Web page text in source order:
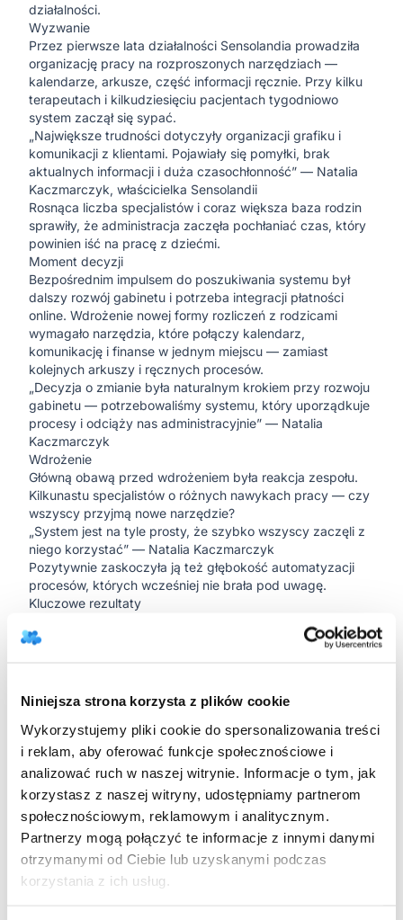
Niniejsza strona korzysta z plików cookie
Wykorzystujemy pliki cookie do spersonalizowania treści
i reklam, aby oferować funkcje społecznościowe i
analizować ruch w naszej witrynie. Informacje o tym, jak
korzystasz z naszej witryny, udostępniamy partnerom
społecznościowym, reklamowym i analitycznym.
Partnerzy mogą połączyć te informacje z innymi danymi
otrzymanymi od Ciebie lub uzyskanymi podczas
korzystania z ich usług.
działalności.
Wyzwanie
Przez pierwsze lata działalności Sensolandia prowadziła
organizację pracy na rozproszonych narzędziach —
kalendarze, arkusze, część informacji ręcznie. Przy kilku
terapeutach i kilkudziesięciu pacjentach tygodniowo
system zaczął się sypać.
„Największe trudności dotyczyły organizacji grafiku i
komunikacji z klientami. Pojawiały się pomyłki, brak
aktualnych informacji i duża czasochłonność” — Natalia
Kaczmarczyk, właścicielka Sensolandii
Rosnąca liczba specjalistów i coraz większa baza rodzin
sprawiły, że administracja zaczęła pochłaniać czas, który
powinien iść na pracę z dziećmi.
Moment decyzji
Bezpośrednim impulsem do poszukiwania systemu był
dalszy rozwój gabinetu i potrzeba integracji płatności
online. Wdrożenie nowej formy rozliczeń z rodzicami
wymagało narzędzia, które połączy kalendarz,
komunikację i finanse w jednym miejscu — zamiast
kolejnych arkuszy i ręcznych procesów.
„Decyzja o zmianie była naturalnym krokiem przy rozwoju
gabinetu — potrzebowaliśmy systemu, który uporządkuje
procesy i odciąży nas administracyjnie” — Natalia
Kaczmarczyk
Wdrożenie
Główną obawą przed wdrożeniem była reakcja zespołu.
Kilkunastu specjalistów o różnych nawykach pracy — czy
wszyscy przyjmą nowe narzędzie?
„System jest na tyle prosty, że szybko wszyscy zaczęli z
niego korzystać” — Natalia Kaczmarczyk
Pozytywnie zaskoczyła ją też głębokość automatyzacji
procesów, których wcześniej nie brała pod uwagę.
Kluczowe rezultaty
Zarządzanie harmonogramem kilkunastu terapeutów było
aktualne — bez konieczności pilnowania kto, kiedy i w
którym gabinecie.
Mniej nieobecności
Automatyczne przypomnienia SMS ograniczyły liczbę
pustych wizyt.
Komunikacja z rodzicami
Rodzice są na bieżąco informowani o wizytach, zmieniają
terminy przez system, a Sensolandia ograniczyła ręczną
obsługę zapytań telefonicznych.
Płatności online
Gabinet wdraża właśnie płatności online jako kolejny krok
— integracja z systemem DobryGabinet przebiega bez